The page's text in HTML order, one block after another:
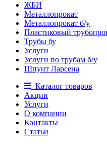
ЖБИ
Металлопрокат
Металлопрокат б/у
Пластиковый
Трубы бу
Услуги
Услуги по трубам б/у
Шпунт Ларсена
Каталог товаров
Акции
Услуги
О компании
Контакты
Статьи